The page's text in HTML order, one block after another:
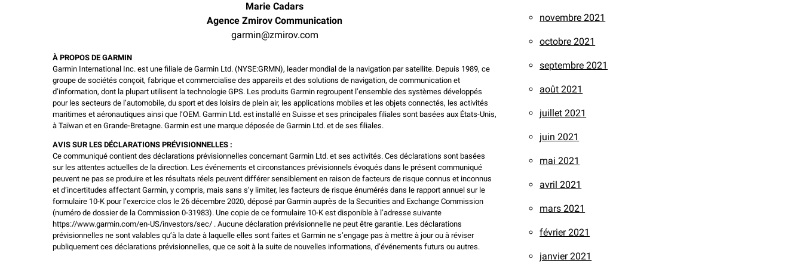
Marie Cadars
Agence Zmirov Communication
garmin@zmirov.com
À PROPOS DE GARMIN
Garmin International Inc. est une filiale de Garmin Ltd. (NYSE:GRMN), leader mondial de la navigation par satellite. Depuis 1989, ce
groupe de sociétés conçoit, fabrique et commercialise des appareils et des solutions de navigation, de communication et
d’information, dont la plupart utilisent la technologie GPS. Les produits Garmin regroupent l’ensemble des systèmes développés
pour les secteurs de l’automobile, du sport et des loisirs de plein air, les applications mobiles et les objets connectés, les activités
maritimes et aéronautiques ainsi que l’OEM. Garmin Ltd. est installé en Suisse et ses principales filiales sont basées aux États-Unis,
à Taïwan et en Grande-Bretagne. Garmin est une marque déposée de Garmin Ltd. et de ses filiales.
AVIS SUR LES DÉCLARATIONS PRÉVISIONNELLES :
Ce communiqué contient des déclarations prévisionnelles concernant Garmin Ltd. et ses activités. Ces déclarations sont basées
sur les attentes actuelles de la direction. Les événements et circonstances prévisionnels évoqués dans le présent communiqué
peuvent ne pas se produire et les résultats réels peuvent différer sensiblement en raison de facteurs de risque connus et inconnus
et d’incertitudes affectant Garmin, y compris, mais sans s’y limiter, les facteurs de risque énumérés dans le rapport annuel sur le
formulaire 10-K pour l’exercice clos le 26 décembre 2020, déposé par Garmin auprès de la Securities and Exchange Commission
(numéro de dossier de la Commission 0-31983). Une copie de ce formulaire 10-K est disponible à l’adresse suivante
https://www.garmin.com/en-US/investors/sec/ . Aucune déclaration prévisionnelle ne peut être garantie. Les déclarations
prévisionnelles ne sont valables qu’à la date à laquelle elles sont faites et Garmin ne s’engage pas à mettre à jour ou à réviser
publiquement ces déclarations prévisionnelles, que ce soit à la suite de nouvelles informations, d’événements futurs ou autres.
novembre 2021
octobre 2021
septembre 2021
août 2021
juillet 2021
juin 2021
mai 2021
avril 2021
mars 2021
février 2021
janvier 2021